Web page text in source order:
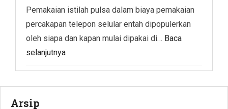
Pemakaian istilah pulsa dalam biaya pemakaian
percakapan telepon selular entah dipopulerkan
oleh siapa dan kapan mulai dipakai di… Baca
selanjutnya
Arsip